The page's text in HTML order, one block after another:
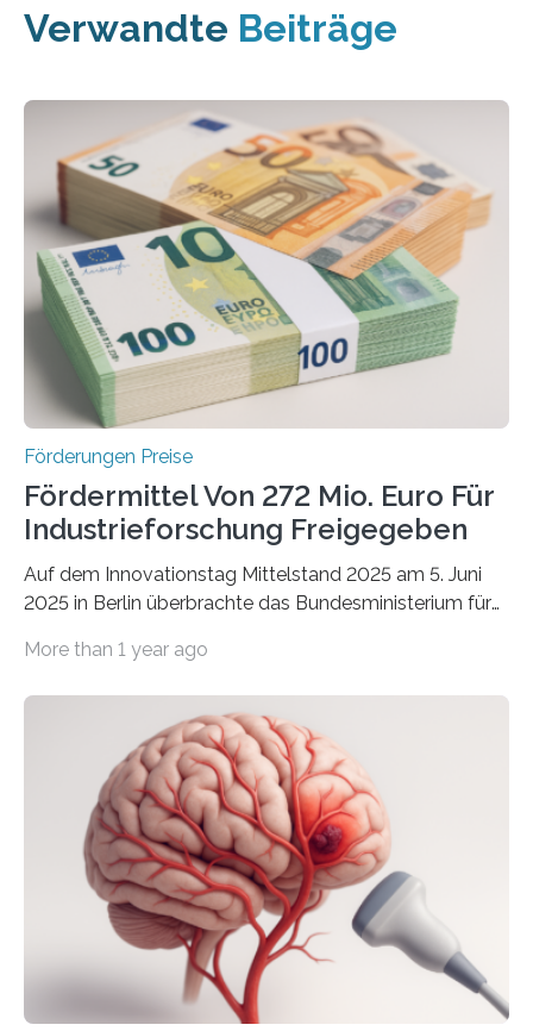
Verwandte Beiträge
Förderungen Preise
Fördermittel Von 272 Mio. Euro Für
Industrieforschung Freigegeben
Auf dem Innovationstag Mittelstand 2025 am 5. Juni
2025 in Berlin überbrachte das Bundesministerium für
Überplanmäßige Verpflichtungsermächtigungen in
Woche vom Haushaltsausschuss freigegeben – unter
anderem zur Unterstützung der
Industrieforschungsprogramme Industrielle
Gemeinschaftsforschung (IGF), Zentrales
Innovationsprogramm Mittelstand (ZIM) und
Innovationskompetenz INNO-KOM. Auf dem
Innovationstag Mittelstand 2025 am 5. Juni 2025 in
Berlin überbrachte das Bundesministerium für
Wirtschaft und Energie eine gute Nachricht:
Überplanmäßige Verpflichtungsermächtigungen in
More than 1 year ago